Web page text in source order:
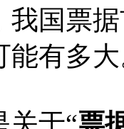
我国票
能有多